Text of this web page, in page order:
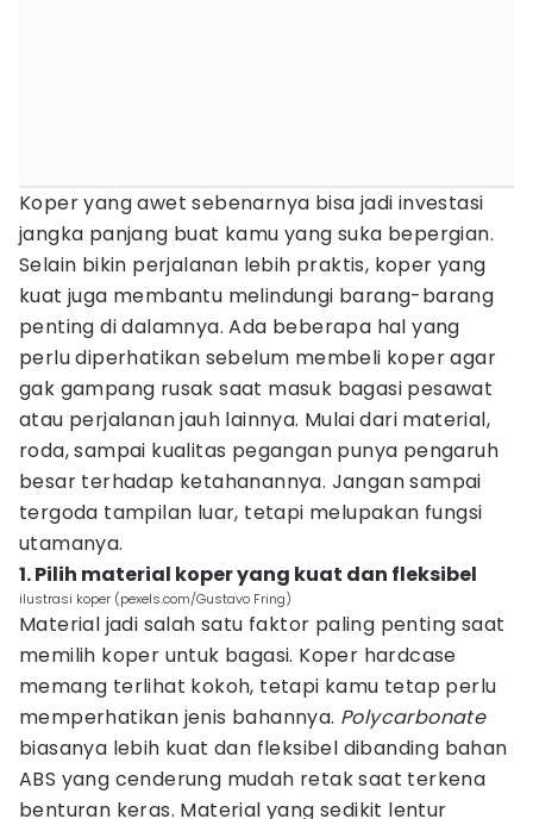
Koper yang awet sebenarnya bisa jadi investasi
jangka panjang buat kamu yang suka bepergian.
Selain bikin perjalanan lebih praktis, koper yang
kuat juga membantu melindungi barang-barang
penting di dalamnya. Ada beberapa hal yang
perlu diperhatikan sebelum membeli koper agar
gak gampang rusak saat masuk bagasi pesawat
atau perjalanan jauh lainnya. Mulai dari material,
roda, sampai kualitas pegangan punya pengaruh
besar terhadap ketahanannya. Jangan sampai
tergoda tampilan luar, tetapi melupakan fungsi
utamanya.
1. Pilih material koper yang kuat dan fleksibel
ilustrasi koper (pexels.com/Gustavo Fring)
Material jadi salah satu faktor paling penting saat
memilih koper untuk bagasi. Koper hardcase
memang terlihat kokoh, tetapi kamu tetap perlu
memperhatikan jenis bahannya. Polycarbonate
biasanya lebih kuat dan fleksibel dibanding bahan
ABS yang cenderung mudah retak saat terkena
benturan keras. Material yang sedikit lentur